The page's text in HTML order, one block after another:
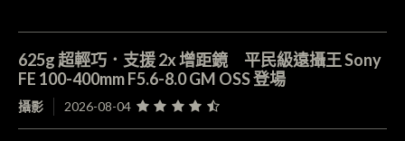
625g 超輕巧．支援 2x 增距鏡 平民級遠攝王 Sony
FE 100-400mm F5.6-8.0 GM OSS 登場
攝影 2026-08-04